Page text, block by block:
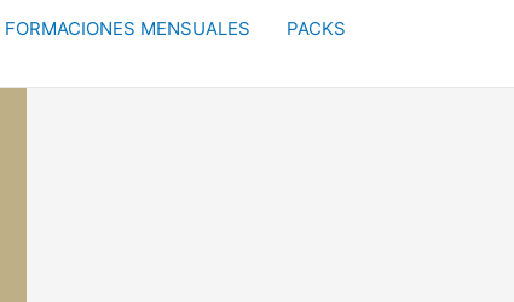
FORMACIONES MENSUALES
PACKS